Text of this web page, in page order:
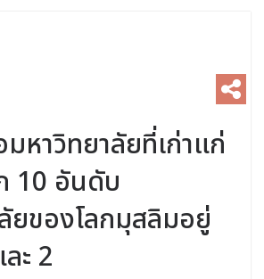
มหาวิทยาลัยที่เก่าแก่
10 อันดับ
ยของโลกมุสลิมอยู่
ะ 2